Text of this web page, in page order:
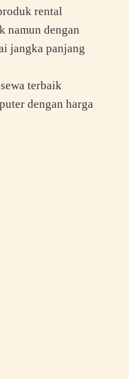
rental
namun dengan
jangka panjang
terbaik
dengan harga